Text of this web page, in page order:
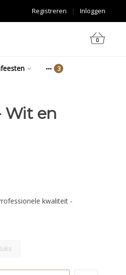
Inloggen
|
Registreren
0
Wit en
kwaliteit -